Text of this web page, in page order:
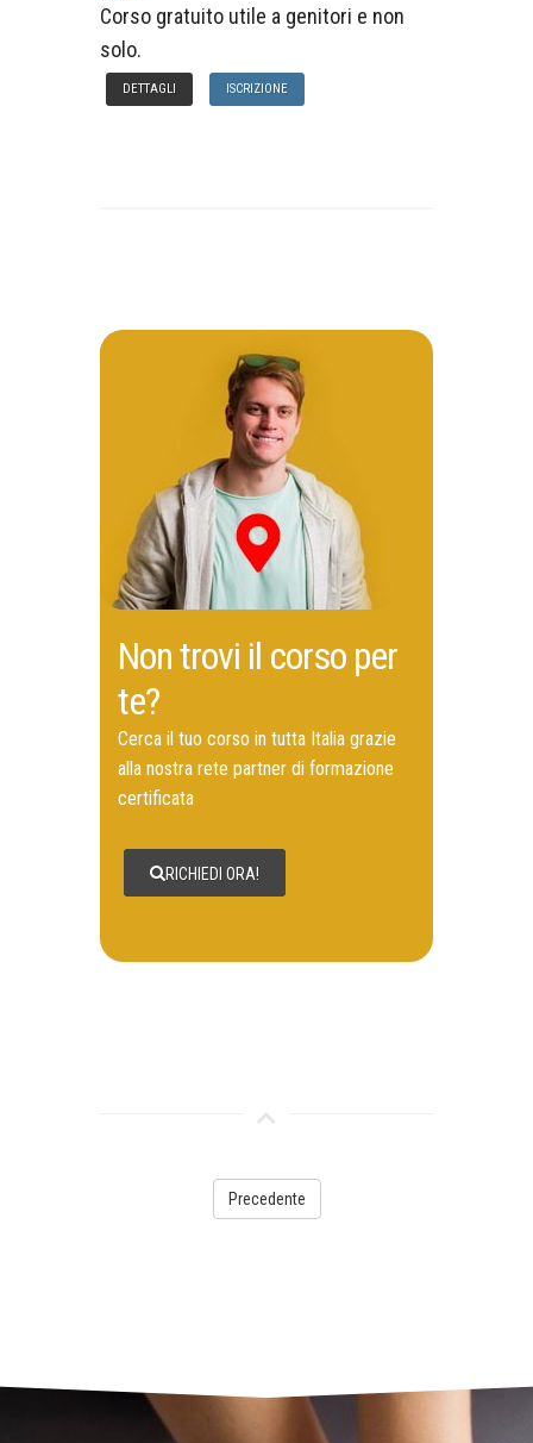
Corso gratuito utile a genitori e non
solo.
DETTAGLI ISCRIZIONE
Non trovi il corso per
te?
Cerca il tuo corso in tutta Italia grazie
alla nostra rete partner di formazione
certificata
RICHIEDI ORA!
Precedente